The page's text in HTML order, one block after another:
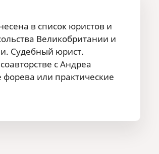
в список юристов и
Великобритании и
Судебный юрист.
с Андреа
форева или практические